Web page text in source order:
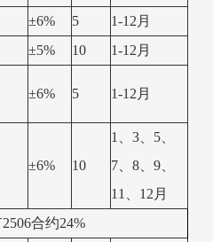
±6% 5
1-12月
±5% 10 1-12月
±6% 5 1-12月
±6% 10
1、3、5、
7、8、9、
11、12月
合约24%